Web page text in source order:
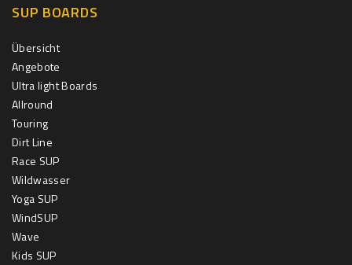
SUP BOARDS
Übersicht
Angebote
Ultra light Boards
Allround
Touring
Dirt Line
Race SUP
Wildwasser
Yoga SUP
WindSUP
Wave
Kids SUP